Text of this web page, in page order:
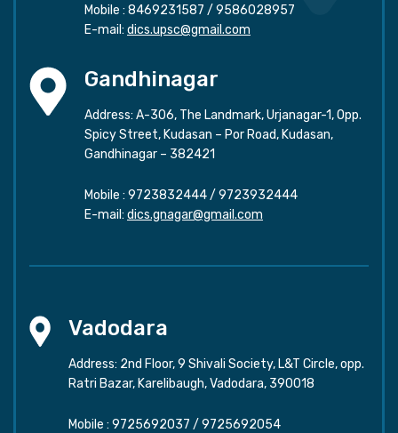
Mobile : 8469231587 / 9586028957
E-mail: dics.upsc@gmail.com
Gandhinagar
Address: A-306, The Landmark, Urjanagar-1, Opp.
Spicy Street, Kudasan – Por Road, Kudasan,
Gandhinagar – 382421
Mobile : 9723832444/ 9723932444
E-mail: dics.gnagar@gmail.com
Vadodara
Address: 2nd Floor, 9 Shivali Society, L&T Circle, opp.
Ratri Bazar, Karelibaugh, Vadodara, 390018
Mobile : 9725692037 / 9725692054